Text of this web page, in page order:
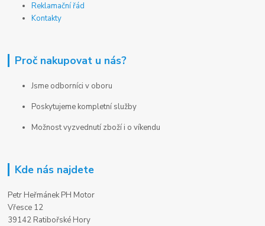
Reklamační řád
Kontakty
Proč nakupovat u nás?
Jsme odborníci v oboru
Poskytujeme kompletní služby
Možnost vyzvednutí zboží i o víkendu
Kde nás najdete
Petr Heřmánek PH Motor
Vřesce 12
39142 Ratibořské Hory